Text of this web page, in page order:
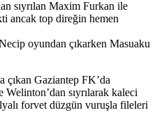
sıyrılan Maxim Furkan ile
ancak top direğin hemen
oyundan çıkarken Masuaku
çıkan Gaziantep FK’da
sıyrılarak kaleci
forvet düzgün vuruşla fileleri